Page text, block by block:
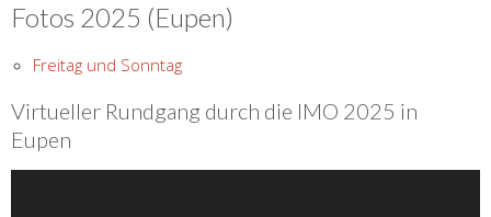
Fotos 2025 (Eupen)
Freitag und Sonntag
Virtueller Rundgang durch die IMO 2025 in
Eupen